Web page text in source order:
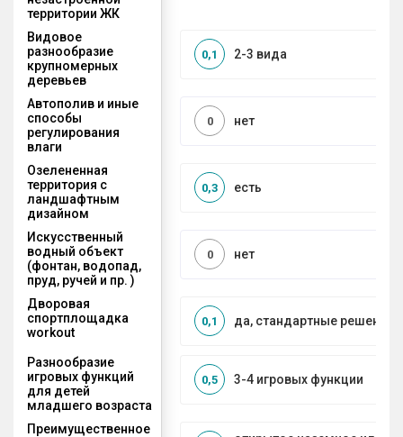
территории ЖК
Видовое
разнообразие
крупномерных
деревьев
2-3 вида
0,1
Автополив и иные
способы
регулирования
влаги
нет
0
Озелененная
территория с
ландшафтным
дизайном
есть
0,3
Искусственный
водный объект
(фонтан, водопад,
пруд, ручей и пр. )
нет
0
Дворовая
спортплощадка
workout
да, стандартные решения
0,1
Разнообразие
игровых функций
для детей
младшего возраста
3-4 игровых функции
0,5
Преимущественное